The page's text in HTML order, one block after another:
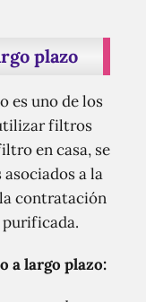
plazo
es uno de los
filtros
en casa, se
a la
contratación
purificada.
a largo plazo: